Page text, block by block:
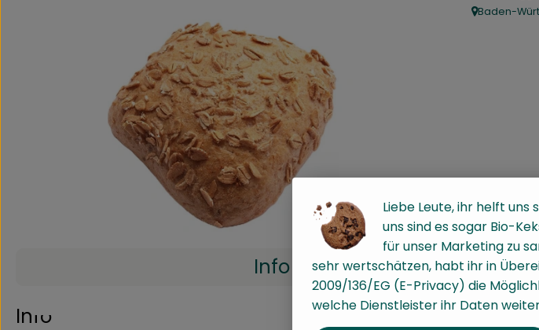
, Herkunft:
Baden-
Info
Info
Liebe Leute, ihr helft uns
uns sind es sogar Bio-
für unser Marketing zu
sehr wertschätzen, habt ihr in
2009/136/EG (E-Privacy) die
welche Dienstleister ihr Daten